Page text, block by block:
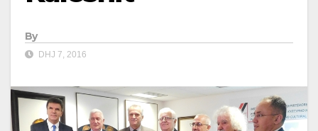
By
DHJ 7, 2016